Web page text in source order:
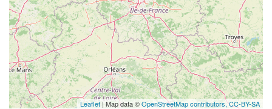
Leaflet | Map data ©OpenStreetMap contributors,CC-BY-SA